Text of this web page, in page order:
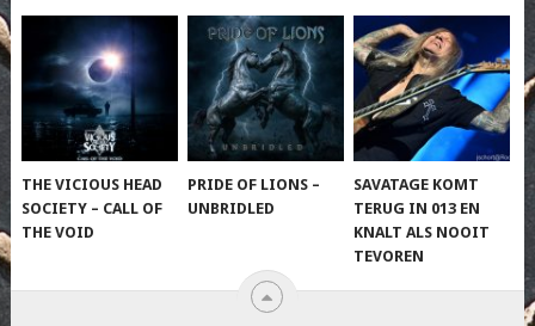
THE VICIOUS HEAD
SOCIETY – CALL OF
THE VOID
PRIDE OF LIONS –
UNBRIDLED
SAVATAGE KOMT
TERUG IN 013 EN
KNALT ALS NOOIT
TEVOREN